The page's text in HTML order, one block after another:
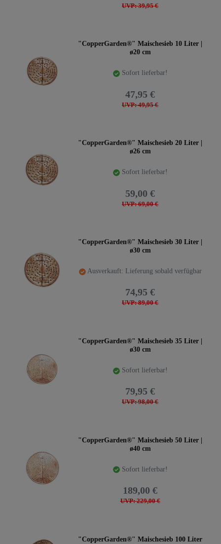
UVP: 39,95 €
"CopperGarden®" Maischesieb 10 Liter |
ø20 cm
Sofort lieferbar!
UVP: 49,95 €
47,95 €
"CopperGarden®" Maischesieb 20 Liter |
ø26 cm
Sofort lieferbar!
UVP: 69,00 €
59,00 €
"CopperGarden®" Maischesieb 30 Liter |
ø30 cm
Ausverkauft: Lieferung sobald verfügbar
UVP: 89,00 €
74,95 €
"CopperGarden®" Maischesieb 35 Liter |
ø30 cm
Sofort lieferbar!
UVP: 98,00 €
79,95 €
"CopperGarden®" Maischesieb 50 Liter |
ø40 cm
Sofort lieferbar!
UVP: 229,00 €
189,00 €
"CopperGarden®" Maischesieb 100 Liter